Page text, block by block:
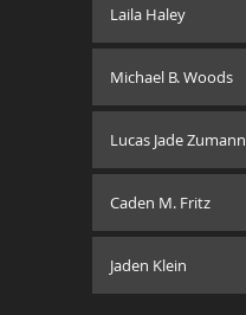
Laila Haley
Michael B. Woods
Lucas Jade Zumann
Caden M. Fritz
Jaden Klein